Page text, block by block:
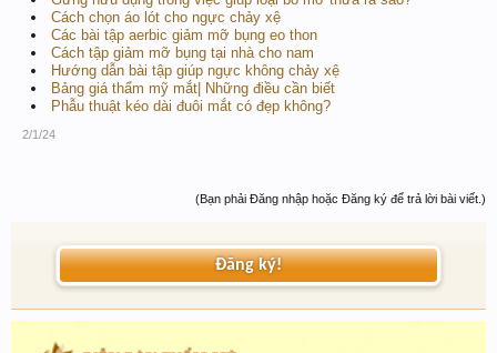
Cách chọn áo lót cho ngực chảy xệ
Các bài tập aerbic giảm mỡ bụng eo thon
Cách tập giảm mỡ bụng tại nhà cho nam
Hướng dẫn bài tập giúp ngực không chảy xệ
Bảng giá thẩm mỹ mắt| Những điều cần biết
Phẫu thuật kéo dài đuôi mắt có đẹp không?
2/1/24
(Bạn phải Đăng nhập hoặc Đăng ký để trả lời bài viết.)
Đăng ký!